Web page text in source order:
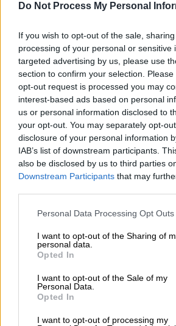
Do Not Process My Personal
If you wish to opt-out of the sale,
processing of your personal or sensitive
targeted advertising by us, please use
section to confirm your selection.
opt-out request is processed you may
interest-based ads based on personal
us or personal information disclosed to
your opt-out. You may separately opt-
disclosure of your personal information
IAB’s list of downstream participants.
also be disclosed by us to third parties
Downstream Participants that may
Please note that this website/app uses
not limited to your visit or usage
grant or deny consent to Google and its
use your data for below specified
consent section.
Personal Data Processing Opt Outs
I want to opt-out of the Sharing of
personal data.
Opted In
I want to opt-out of the Sale of my
Personal Data.
Opted In
I want to opt-out of processing my
Ελλάδα|08.11.2018 15:20
Αποκλειστικό - Κηδεία
της ταφής (pics + vid)
Εκατοντάδες Ελλήνων
φέρετρο του Κωνσταντίνου
μεταφορά του προς το
Βουλιαράτες - Αποστολή:
Κοντογιαννίδης